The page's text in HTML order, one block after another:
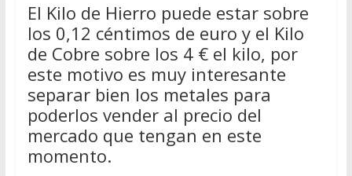
El Kilo de Hierro puede estar sobre
los 0,12 céntimos de euro y el Kilo
de Cobre sobre los 4 € el kilo, por
este motivo es muy interesante
separar bien los metales para
poderlos vender al precio del
mercado que tengan en este
momento.